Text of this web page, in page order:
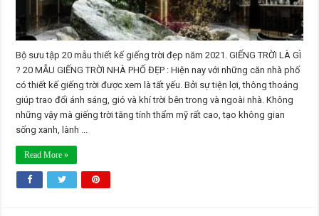
Bộ sưu tập 20 mẫu thiết kế giếng trời đẹp năm 2021. GIẾNG TRỜI LÀ GÌ
? 20 MẪU GIẾNG TRỜI NHÀ PHỐ ĐẸP : Hiện nay với những căn nhà phố
có thiết kế giếng trời được xem là tất yếu. Bởi sự tiện lợi, thông thoáng
giúp trao đổi ánh sáng, gió và khí trời bên trong và ngoài nhà. Không
những vậy mà giếng trời tăng tính thẩm mỹ rất cao, tạo không gian
sống xanh, lành ...
Read More »